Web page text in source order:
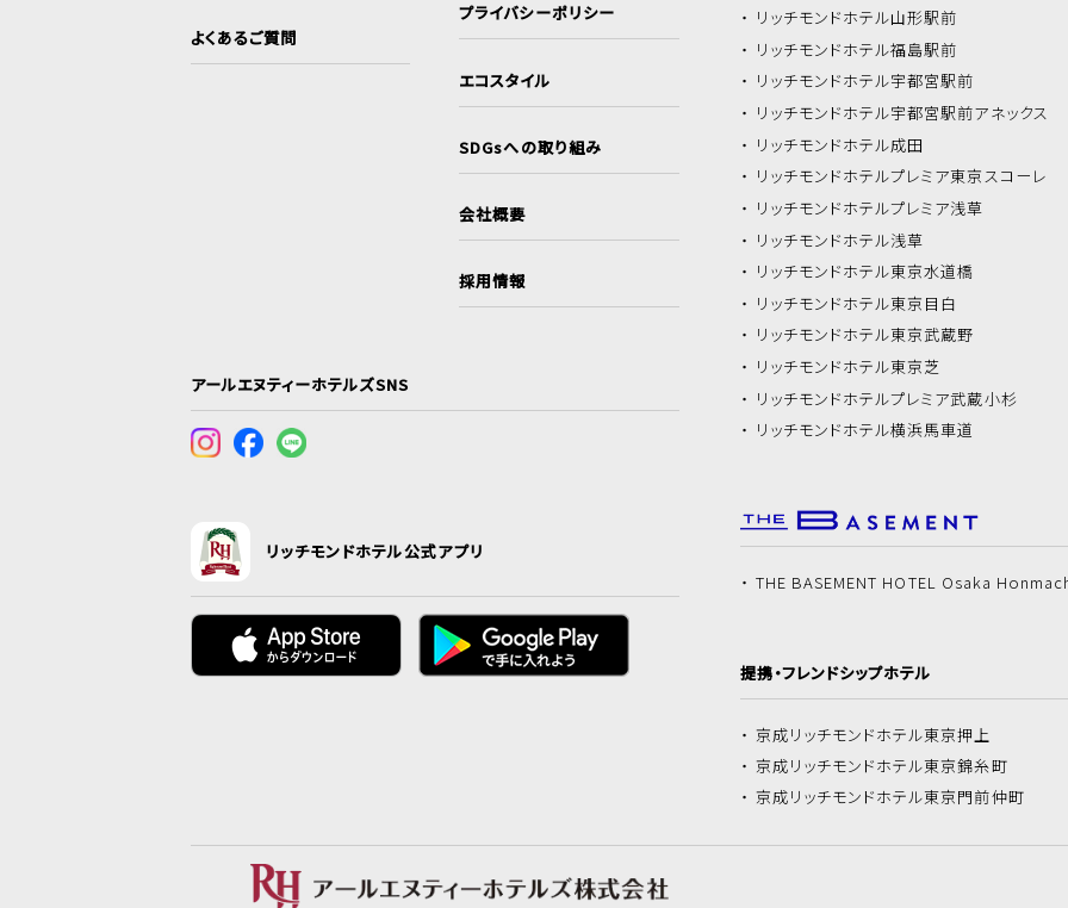
よくあるご質問
プライバシーポリシー
エコスタイル
SDGsへの取り組み
会社概要
採用情報
アールエヌティーホテルズSNS
リッチモンドホテル公式アプリ
リッチモンドホテル山形駅前
リッチモンドホテル福島駅前
リッチモンドホテル宇都宮駅前
リッチモンドホテル宇都宮駅前アネックス
リッチモンドホテル成田
リッチモンドホテルプレミア東京スコーレ
リッチモンドホテルプレミア浅草
リッチモンドホテル浅草
リッチモンドホテル東京水道橋
リッチモンドホテル東京目白
リッチモンドホテル東京武蔵野
リッチモンドホテル東京芝
リッチモンドホテルプレミア武蔵小杉
リッチモンドホテル横浜馬車道
THE BASEMENT HOTEL Osaka
提携・フレンドシップホテル
京成リッチモンドホテル東京押上
京成リッチモンドホテル東京錦糸町
京成リッチモンドホテル東京門前仲町